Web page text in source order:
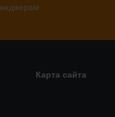
Карта сайта